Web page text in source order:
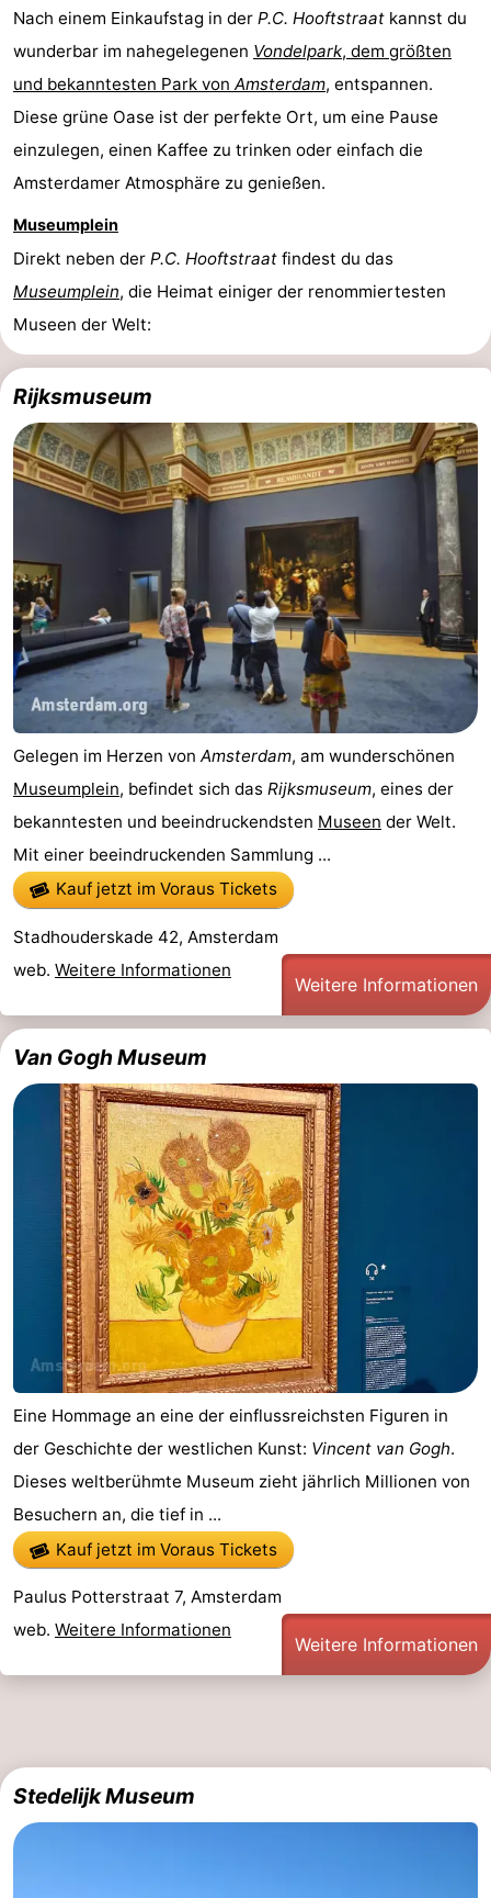
Nach einem Einkaufstag in der P.C. Hooftstraat kannst du
wunderbar im nahegelegenen Vondelpark, dem größten
und bekanntesten Park von Amsterdam, entspannen.
Diese grüne Oase ist der perfekte Ort, um eine Pause
einzulegen, einen Kaffee zu trinken oder einfach die
Amsterdamer Atmosphäre zu genießen.
Museumplein
Direkt neben der P.C. Hooftstraat findest du das
Museumplein, die Heimat einiger der renommiertesten
Museen der Welt:
Rijksmuseum
Gelegen im Herzen von Amsterdam, am wunderschönen
Museumplein, befindet sich das Rijksmuseum, eines der
bekanntesten und beeindruckendsten Museen der Welt.
Mit einer beeindruckenden Sammlung ...
Kauf jetzt im Voraus Tickets
Stadhouderskade 42, Amsterdam
web. Weitere Informationen
Weitere Informationen
Van Gogh Museum
Eine Hommage an eine der einflussreichsten Figuren in
der Geschichte der westlichen Kunst: Vincent van Gogh.
Dieses weltberühmte Museum zieht jährlich Millionen von
Besuchern an, die tief in ...
Kauf jetzt im Voraus Tickets
Paulus Potterstraat 7, Amsterdam
web. Weitere Informationen
Weitere Informationen
Stedelijk Museum